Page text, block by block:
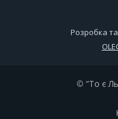
Розробка
© “То є